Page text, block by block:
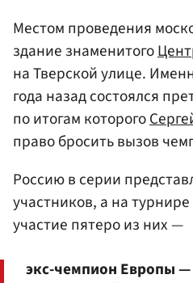
Местом проведения
здание знаменитого
на Тверской улице.
года назад состоялся
по итогам которого
право бросить вызов
Россию в серии
участников, а на
участие пятеро из них —
экс-чемпион Европы —